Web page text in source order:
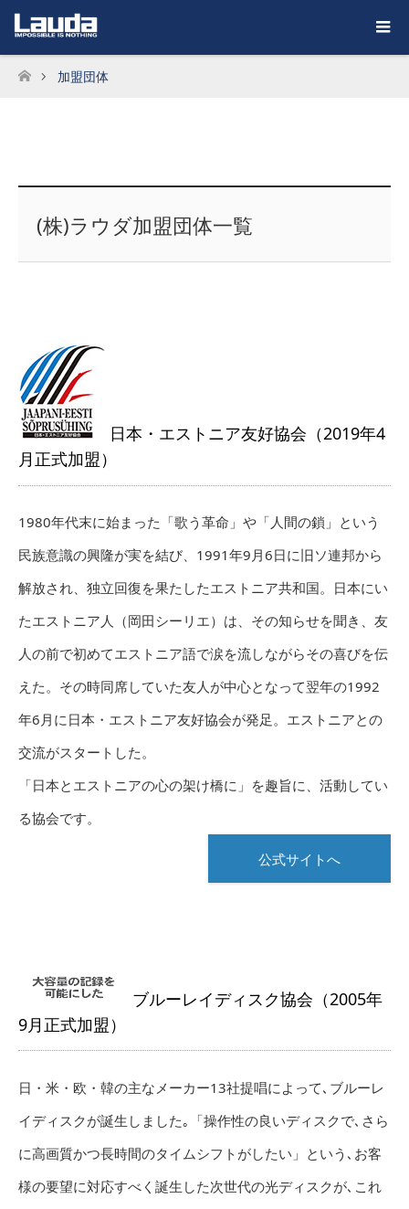
ホーム
加盟団体
(株)ラウダ加盟団体一覧
日本・エストニア友好協会（2019年4
月正式加盟）
1980年代末に始まった「歌う革命」や「人間の鎖」という
民族意識の興隆が実を結び、1991年9月6日に旧ソ連邦から
解放され、独立回復を果たしたエストニア共和国。日本にい
たエストニア人（岡田シーリエ）は、その知らせを聞き、友
人の前で初めてエストニア語で涙を流しながらその喜びを伝
えた。その時同席していた友人が中心となって翌年の1992
年6月に日本・エストニア友好協会が発足。エストニアとの
交流がスタートした。
「日本とエストニアの心の架け橋に」を趣旨に、活動してい
る協会です。
公式サイトへ
ブルーレイディスク協会（2005年
9月正式加盟）
日・米・欧・韓の主なメーカー13社提唱によって､ブルーレ
イディスクが誕生しました｡「操作性の良いディスクで､さら
に高画質かつ長時間のタイムシフトがしたい」という､お客
様の要望に対応すべく誕生した次世代の光ディスクが､これ